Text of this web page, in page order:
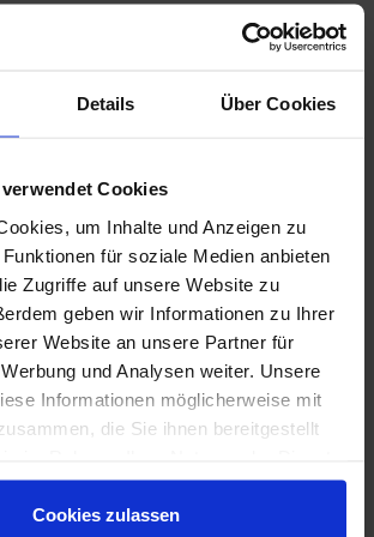
Details Über Cookies
Cookies
um Inhalte und Anzeigen zu
für soziale Medien anbieten
Zugriffe auf unsere Website zu
geben wir Informationen zu Ihrer
Website an unsere Partner für
und Analysen weiter. Unsere
Informationen möglicherweise mit
die Sie ihnen bereitgestellt
Sie sind damit einverstanden und
jederzeit mit Wirkung für die
Cookies zulassen